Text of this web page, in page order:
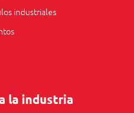
industriales
la industria